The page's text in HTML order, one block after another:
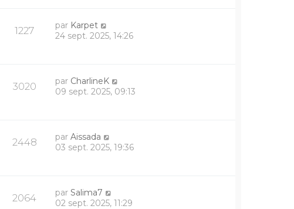
1227 par Karpet
24 sept. 2025, 14:26
3020 par CharlineK
09 sept. 2025, 09:13
2448 parAissada
03 sept. 2025, 19:36
2064 parSalima7
02 sept. 2025, 11:29